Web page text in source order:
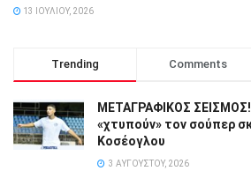
13 ΙΟΥΛΊΟΥ, 2026
Trending Comments
ΜΕΤΑΓΡΑΦΙΚΟΣ ΣΕΙΣΜΟΣ!
«χτυπούν» τον σούπερ
Κοσέογλου
3 ΑΥΓΟΎΣΤΟΥ, 2026